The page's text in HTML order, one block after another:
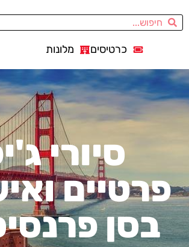
כרטיסים מלונות
סיורי
פרטיים
בסן